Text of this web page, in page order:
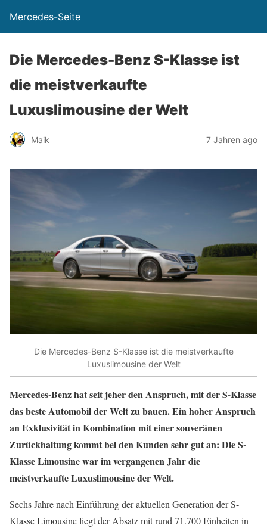
Mercedes-Seite
Die Mercedes-Benz S-Klasse ist
die meistverkaufte
Luxuslimousine der Welt
Maik 7 Jahren ago
Die Mercedes-Benz S-Klasse ist die meistverkaufte
Luxuslimousine der Welt
Mercedes-Benz hat seit jeher den Anspruch, mit der S-Klasse
das beste Automobil der Welt zu bauen. Ein hoher Anspruch
an Exklusivität in Kombination mit einer souveränen
Zurückhaltung kommt bei den Kunden sehr gut an: Die S-
Klasse Limousine war im vergangenen Jahr die
meistverkaufte Luxuslimousine der Welt.
Sechs Jahre nach Einführung der aktuellen Generation der S-
Klasse Limousine liegt der Absatz mit rund 71.700 Einheiten in